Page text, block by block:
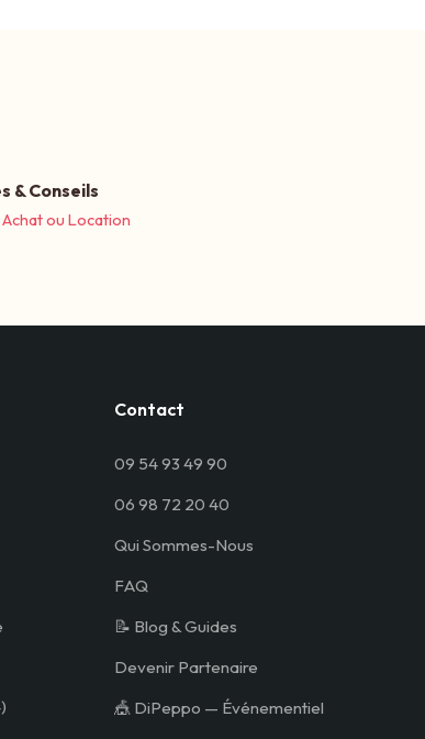
& Conseils
Achat ou Location
Contact
09 54 93 49 90
06 98 72 20 40
Qui Sommes-Nous
FAQ
📝 Blog & Guides
Devenir Partenaire
🎪 DiPeppo — Événementiel